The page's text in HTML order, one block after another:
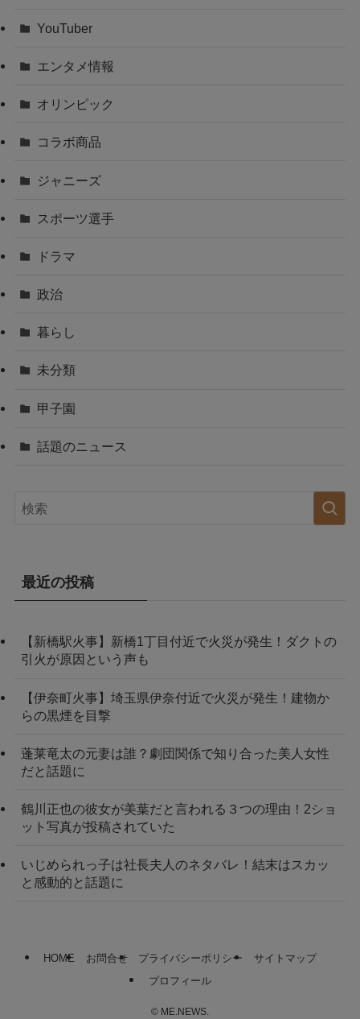
YouTuber
エンタメ情報
オリンピック
コラボ商品
ジャニーズ
スポーツ選手
ドラマ
政治
暮らし
未分類
甲子園
話題のニュース
最近の投稿
【新橋駅火事】新橋1丁目付近で火災が発生！ダクトの
引火が原因という声も
【伊奈町火事】埼玉県伊奈付近で火災が発生！建物か
らの黒煙を目撃
蓬莱竜太の元妻は誰？劇団関係で知り合った美人女性
だと話題に
鶴川正也の彼女が美葉だと言われる３つの理由！2ショ
ット写真が投稿されていた
いじめられっ子は社長夫人のネタバレ！結末はスカッ
と感動的と話題に
HOME お問合せ プライバシーポリシー
サイトマップ
プロフィール
© ME.NEWS.